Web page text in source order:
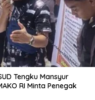
Tengku Mansyur
RI Minta Penegak